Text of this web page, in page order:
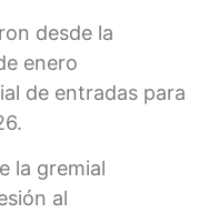
desde la
enero
de entradas para
la gremial
al